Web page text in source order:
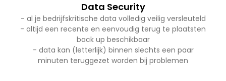
Data Security
- al je bedrijfskritische data volledig veilig versleuteld
- altijd een recente en eenvoudig terug te plaatsten
back up beschikbaar
- data kan (letterlijk) binnen slechts een paar
minuten teruggezet worden bij problemen